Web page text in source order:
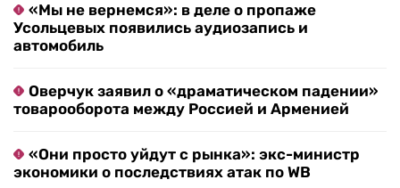
«Мы не вернемся»: в деле о пропаже
Усольцевых появились аудиозапись и
автомобиль
Оверчук заявил о «драматическом падении»
товарооборота между Россией и Арменией
«Они просто уйдут с рынка»: экс-министр
экономики о последствиях атак по WB